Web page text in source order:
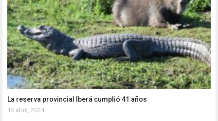
La reserva provincial Iberá cumplió 41 años
15 abril, 2024